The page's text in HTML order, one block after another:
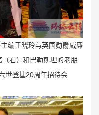
编王晓玲与英国勋爵威廉
右）和巴勒斯坦的老朋
世登基20周年招待会